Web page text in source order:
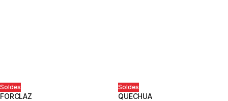
Soldes
FORCLAZ
Soldes
QUECHUA